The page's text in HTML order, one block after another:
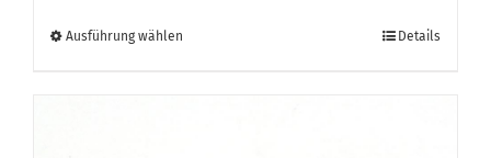
Ausführung wählen Details